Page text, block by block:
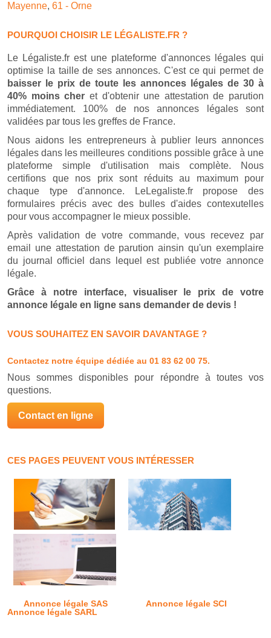
Mayenne, 61 - Orne
POURQUOI CHOISIR LE LÉGALISTE.FR ?
Le Légaliste.fr est une plateforme d'annonces légales qui
optimise la taille de ses annonces. C'est ce qui permet de
baisser le prix de toute les annonces légales de 30 à
40% moins cher et d'obtenir une attestation de parution
immédiatement. 100% de nos annonces légales sont
validées par tous les greffes de France.
Nous aidons les entrepreneurs à publier leurs annonces
légales dans les meilleures conditions possible grâce à une
plateforme simple d'utilisation mais complète. Nous
certifions que nos prix sont réduits au maximum pour
chaque type d'annonce. LeLegaliste.fr propose des
formulaires précis avec des bulles d'aides contexutelles
pour vous accompagner le mieux possible.
Après validation de votre commande, vous recevez par
email une attestation de parution ainsin qu'un exemplaire
du journal officiel dans lequel est publiée votre annonce
légale.
Grâce à notre interface, visualiser le prix de votre
annonce légale en ligne sans demander de devis !
VOUS SOUHAITEZ EN SAVOIR DAVANTAGE ?
Contactez notre équipe dédiée au 01 83 62 00 75.
Nous sommes disponibles pour répondre à toutes vos
questions.
Contact en ligne
CES PAGES PEUVENT VOUS INTÉRESSER
Annonce légale SAS
Annonce légale SCI
Annonce légale SARL